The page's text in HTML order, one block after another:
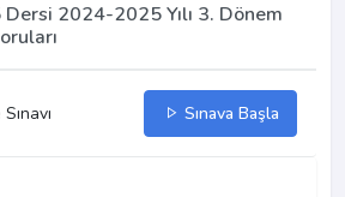
2024-2025 Yılı 3. Dönem
Sınava Başla